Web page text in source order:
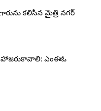
కలిసిన మైత్రి నగర్
హాజరుకావాలి: ఎంఈఓ